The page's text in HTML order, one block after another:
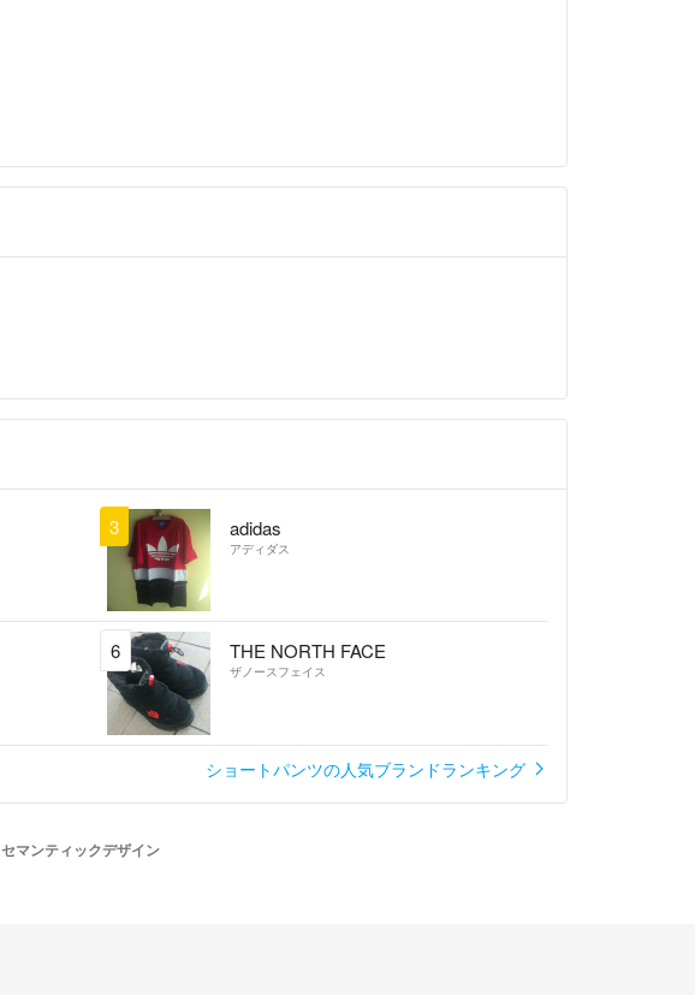
3 adidas
アディダス
6 THE NORTH FACE
ザノースフェイス
ショートパンツの人気ブランドランキング
セマンティックデザイン